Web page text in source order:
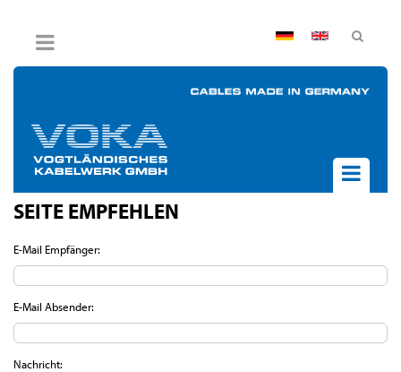
AGB
Impressum
Widerruf
UNTERNEHMEN
AKTUELLES
PRODUKTE
JOB & KARRIERE
KONTAKT
SEITE EMPFEHLEN
E-Mail Empfänger:
E-Mail Absender:
Nachricht: